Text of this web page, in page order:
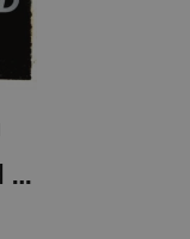
The Hallmarked Man : Cormoran Strike Book 8 (paperback, L)